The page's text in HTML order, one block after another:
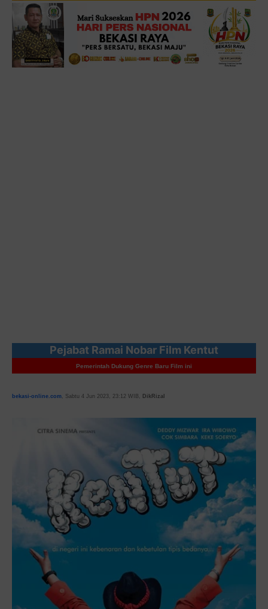
Pejabat Ramai Nobar Film Kentut
Pemerintah Dukung Genre Baru Film ini
bekasi-online.com , Sabtu 4 Jun 2023, 23:12 WIB, DikRizal